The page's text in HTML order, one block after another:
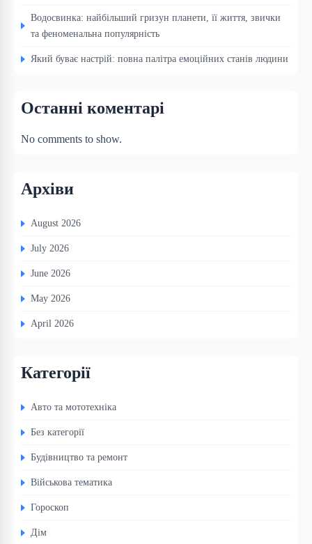
Водосвинка: найбільший гризун планети, її життя, звички
та феноменальна популярність
Який буває настрій: повна палітра емоційних станів людини
Останні коментарі
No comments to show.
Архіви
August 2026
July 2026
June 2026
May 2026
April 2026
Категорії
Авто та мототехніка
Без категорії
Будівництво та ремонт
Військова тематика
Гороскоп
Дім